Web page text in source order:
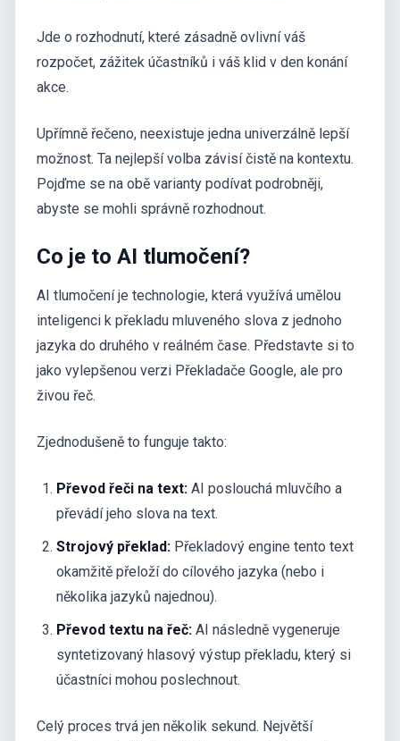
Jde o rozhodnutí, které zásadně ovlivní váš
rozpočet, zážitek účastníků i váš klid v den konání
akce.
Upřímně řečeno, neexistuje jedna univerzálně lepší
možnost. Ta nejlepší volba závisí čistě na kontextu.
Pojďme se na obě varianty podívat podrobněji,
abyste se mohli správně rozhodnout.
Co je to AI tlumočení?
AI tlumočení je technologie, která využívá umělou
inteligenci k překladu mluveného slova z jednoho
jazyka do druhého v reálném čase. Představte si to
jako vylepšenou verzi Překladače Google, ale pro
živou řeč.
Zjednodušeně to funguje takto:
Převod řeči na text: AI poslouchá mluvčího a
převádí jeho slova na text.
Strojový překlad: Překladový engine tento text
okamžitě přeloží do cílového jazyka (nebo i
několika jazyků najednou).
Převod textu na řeč: AI následně vygeneruje
syntetizovaný hlasový výstup překladu, který si
účastníci mohou poslechnout.
Celý proces trvá jen několik sekund. Největší